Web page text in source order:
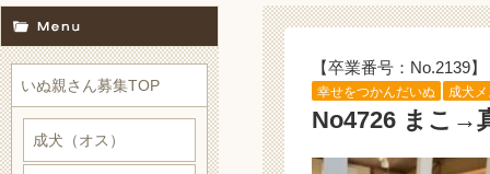
【卒業番号：No.2139】
幸せをつかんだいぬ 成犬
No4726 まこ→
いぬ親さん募集TOP
成犬（オス）